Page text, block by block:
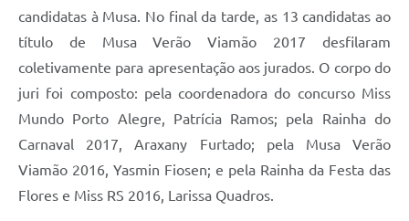
candidatas à Musa. No final da tarde, as 13 candidatas ao
título de Musa Verão Viamão 2017 desfilaram
coletivamente para apresentação aos jurados. O corpo do
juri foi composto: pela coordenadora do concurso Miss
Mundo Porto Alegre, Patrícia Ramos; pela Rainha do
Carnaval 2017, Araxany Furtado; pela Musa Verão
Viamão 2016, Yasmin Fiosen; e pela Rainha da Festa das
Flores e Miss RS 2016, Larissa Quadros.